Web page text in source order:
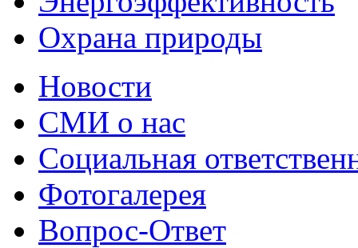
Охрана природы
Новости
СМИ о нас
Социальная
Фотогалерея
Вопрос-Ответ